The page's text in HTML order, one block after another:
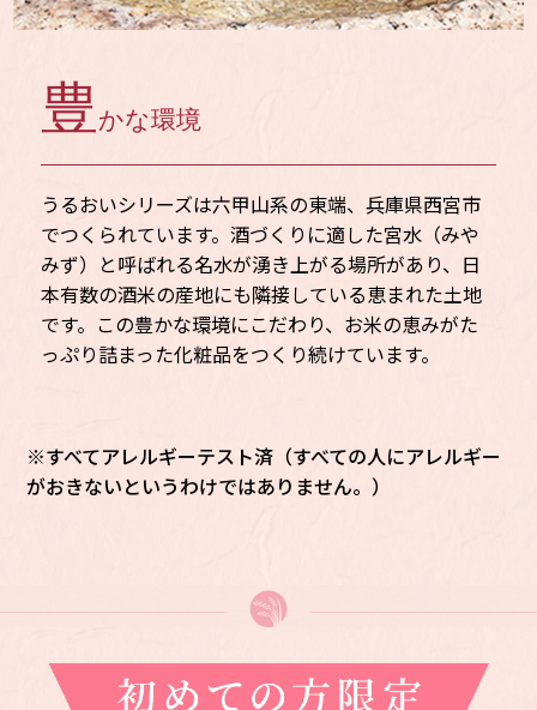
豊 かな環境
うるおいシリーズは六甲山系の東端、兵庫県西宮市
でつくられています。 酒づくりに適した宮水（みや
みず）と呼ばれる名水が湧き上がる場所があり、日
本有数の酒米の産地にも隣接している恵まれた土地
です。この豊かな環境にこだわり、お米の恵みがた
っぷり詰まった化粧品をつくり続けています。
※すべてアレルギーテスト済（すべての人にアレルギー
がおきないというわけではありません。）